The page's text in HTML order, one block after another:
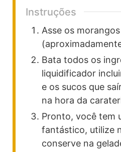
Instruções
Asse os
Bata todos os
liquidificador
e os sucos que
na hora da
Pronto, você tem
fantástico, utilize
conserve na